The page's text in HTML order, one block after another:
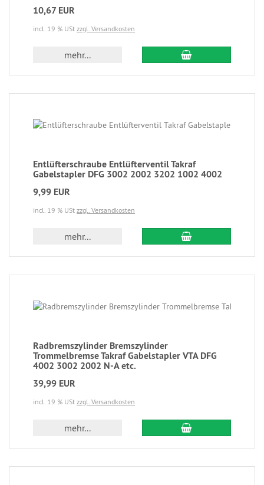
10,67 EUR
incl. 19 % USt zzgl. Versandkosten
mehr...
Entlüfterschraube Entlüfterventil Takraf
Gabelstapler DFG 3002 2002 3202 1002 4002
9,99 EUR
incl. 19 % USt zzgl. Versandkosten
mehr...
Radbremszylinder Bremszylinder
Trommelbremse Takraf Gabelstapler VTA DFG
4002 3002 2002 N-A etc.
39,99 EUR
incl. 19 % USt zzgl. Versandkosten
mehr...